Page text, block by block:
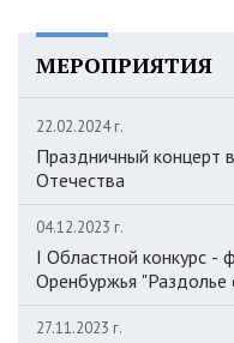
МЕРОПРИЯТИЯ
22.02.2024 г.
Праздничный концерт
Отечества
04.12.2023 г.
I Областной конкурс -
Оренбуржья "Раздолье
27.11.2023 г.